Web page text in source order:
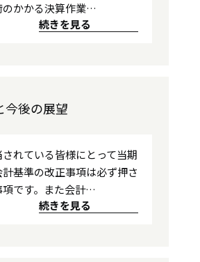
のかかる決算作業…
続きを見る
今後の展望
れている皆様にとって当期
基準の改正事項は必ず押さ
項です。また会計…
続きを見る